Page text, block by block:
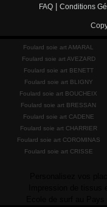
FAQ Conditions
Foulard soie art AMARAL
Foulard soie art AVEZARD
Foulard soie art BENETT
Foulard soie art BLIGNY
Foulard soie art BOUCHEIX
Foulard soie art BRESSAN
Foulard soie art CADENE
Foulard soie art CHARRIER
Foulard soie art COROMINAS
Foulard soie art CRISSE